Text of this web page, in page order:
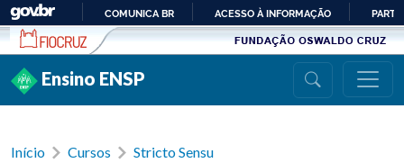
Ir para conteúdo
PARA
COMUNICA BR ACESSO À INFORMAÇÃO
Ensino ENSP
Início Cursos
Stricto Sensu